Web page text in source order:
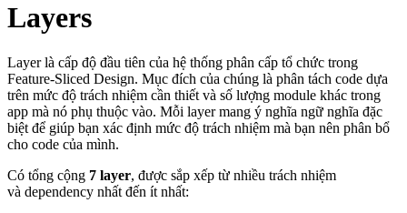
Layers
Layer là cấp độ đầu tiên của hệ thống phân cấp tổ chức trong
Feature-Sliced Design. Mục đích của chúng là phân tách code dựa
trên mức độ trách nhiệm cần thiết và số lượng module khác trong
app mà nó phụ thuộc vào. Mỗi layer mang ý nghĩa ngữ nghĩa đặc
biệt để giúp bạn xác định mức độ trách nhiệm mà bạn nên phân bổ
cho code của mình.
Có tổng cộng 7 layer, được sắp xếp từ nhiều trách nhiệm
và dependency nhất đến ít nhất: